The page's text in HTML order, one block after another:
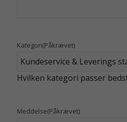
Kategori(Påkrævet)
Hvilken kategori passer
Meddelse(Påkrævet)